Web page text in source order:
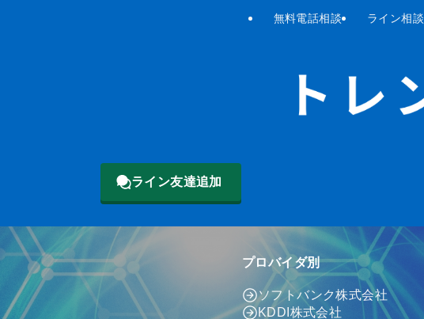
無料電話相談 ライン相談
ライン友達追加
プロバイダ別
ソフトバンク株式会社
KDDI株式会社